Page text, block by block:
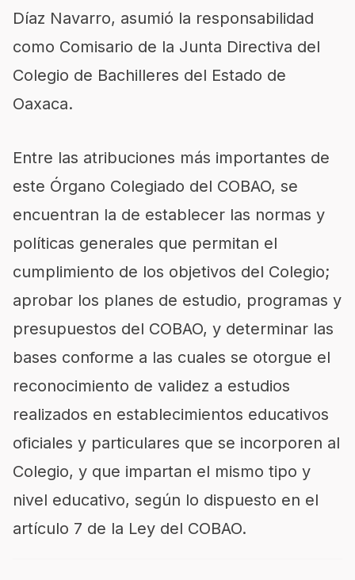
Díaz Navarro, asumió la responsabilidad
como Comisario de la Junta Directiva del
Colegio de Bachilleres del Estado de
Oaxaca.
Entre las atribuciones más importantes de
este Órgano Colegiado del COBAO, se
encuentran la de establecer las normas y
políticas generales que permitan el
cumplimiento de los objetivos del Colegio;
aprobar los planes de estudio, programas y
presupuestos del COBAO, y determinar las
bases conforme a las cuales se otorgue el
reconocimiento de validez a estudios
realizados en establecimientos educativos
oficiales y particulares que se incorporen al
Colegio, y que impartan el mismo tipo y
nivel educativo, según lo dispuesto en el
artículo 7 de la Ley del COBAO.